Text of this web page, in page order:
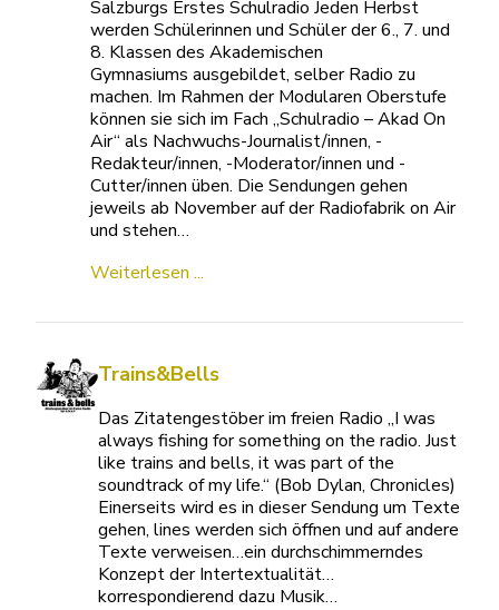
Salzburgs Erstes Schulradio Jeden Herbst
werden Schülerinnen und Schüler der 6., 7. und
8. Klassen des Akademischen
Gymnasiums ausgebildet, selber Radio zu
machen. Im Rahmen der Modularen Oberstufe
können sie sich im Fach „Schulradio – Akad On
Air“ als Nachwuchs-Journalist/innen, -
Redakteur/innen, -Moderator/innen und -
Cutter/innen üben. Die Sendungen gehen
jeweils ab November auf der Radiofabrik on Air
und stehen…
Weiterlesen ...
Trains&Bells
Das Zitatengestöber im freien Radio „I was
always fishing for something on the radio. Just
like trains and bells, it was part of the
soundtrack of my life.“ (Bob Dylan, Chronicles)
Einerseits wird es in dieser Sendung um Texte
gehen, lines werden sich öffnen und auf andere
Texte verweisen…ein durchschimmerndes
Konzept der Intertextualität…
korrespondierend dazu Musik…